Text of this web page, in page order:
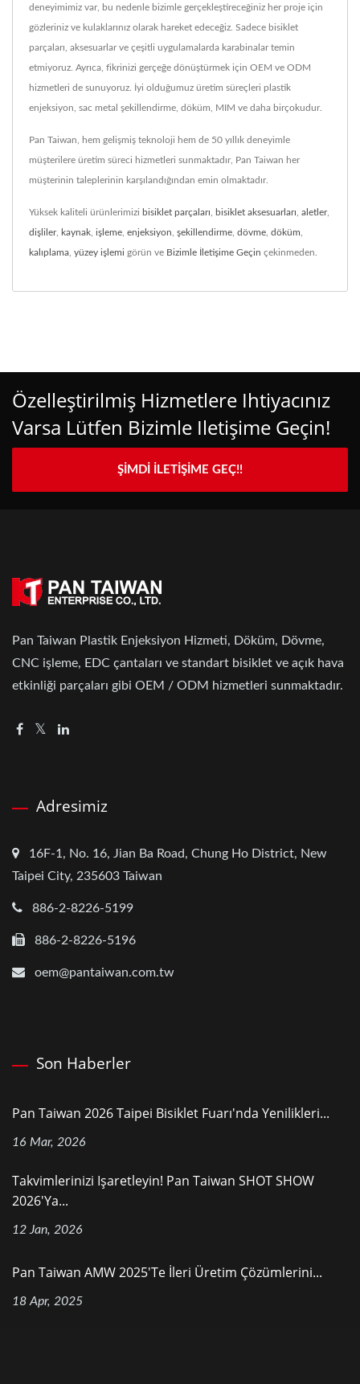
deneyimimiz var, bu nedenle bizimle gerçekleştireceğiniz her proje için
gözleriniz ve kulaklarınız olarak hareket edeceğiz. Sadece bisiklet
parçaları, aksesuarlar ve çeşitli uygulamalarda karabinalar temin
etmiyoruz. Ayrıca, fikrinizi gerçeğe dönüştürmek için OEM ve ODM
hizmetleri de sunuyoruz. İyi olduğumuz üretim süreçleri plastik
enjeksiyon, sac metal şekillendirme, döküm, MIM ve daha birçokudur.
Pan Taiwan, hem gelişmiş teknoloji hem de 50 yıllık deneyimle
müşterilere üretim süreci hizmetleri sunmaktadır, Pan Taiwan her
müşterinin taleplerinin karşılandığından emin olmaktadır.
Yüksek kaliteli ürünlerimizi bisiklet parçaları bisiklet aksesuarları aletler,
dişliler, kaynak işleme enjeksiyon şekillendirme dövme döküm
kalıplama yüzey işlemi görün ve Bizimle İletişime Geçin çekinmeden.
Özelleştirilmiş Hizmetlere Ihtiyacınız
Varsa Lütfen Bizimle Iletişime Geçin!
ŞIMDI İLETIŞIME GEÇ!!
Pan Taiwan Plastik Enjeksiyon Hizmeti, Döküm, Dövme,
CNC işleme, EDC çantaları ve standart bisiklet ve açık hava
etkinliği parçaları gibi OEM / ODM hizmetleri sunmaktadır.
Adresimiz
16F-1, No. 16, Jian Ba Road, Chung Ho District, New
Taipei City, 235603 Taiwan
886-2-8226-5199
886-2-8226-5196
oem@pantaiwan.com.tw
Son Haberler
Pan Taiwan 2026 Taipei Bisiklet Fuarı'nda Yenilikleri...
16 Mar, 2026
Takvimlerinizi Işaretleyin! Pan Taiwan SHOT SHOW
2026'ya...
12 Jan, 2026
Pan Taiwan AMW 2025'te İleri Üretim Çözümlerini...
18 Apr, 2025